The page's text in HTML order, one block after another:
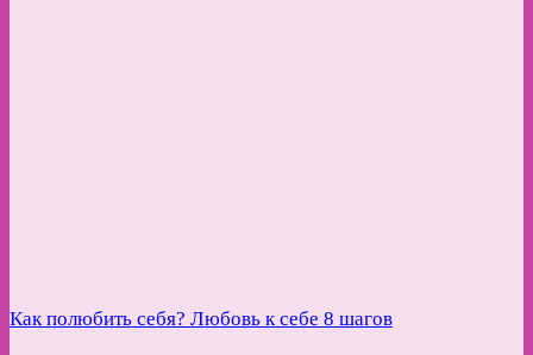
Как полюбить себя? Любовь к себе 8 шагов